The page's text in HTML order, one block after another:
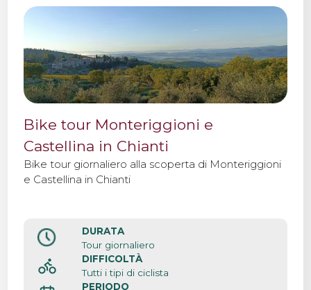
Bike tour Monteriggioni e
Castellina in Chianti
Bike tour giornaliero alla scoperta di Monteriggioni
e Castellina in Chianti
DURATA
Tour giornaliero
DIFFICOLTÀ
Tutti i tipi di ciclista
PERIODO